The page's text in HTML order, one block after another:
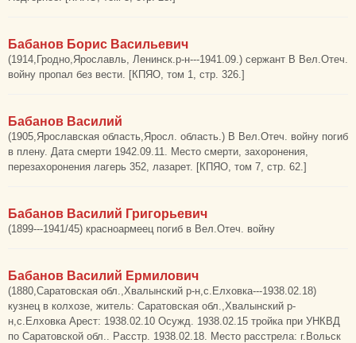
Бабанов Борис Васильевич
(1914,Гродно,Ярославль, Ленинск.р-н---1941.09.) сержант В Вел.Отеч.
войну пропал без вести. [КПЯО, том 1, стр. 326.]
Бабанов Василий
(1905,Ярославская область,Яросл. область.) В Вел.Отеч. войну погиб
в плену. Дата смерти 1942.09.11. Место смерти, захоронения,
перезахоронения лагерь 352, лазарет. [КПЯО, том 7, стр. 62.]
Бабанов Василий Григорьевич
(1899---1941/45) красноармеец погиб в Вел.Отеч. войну
Бабанов Василий Ермилович
(1880,Саратовская обл.,Хвалынский р-н,с.Елховка---1938.02.18)
кузнец в колхозе, житель: Саратовская обл.,Хвалынский р-
н,с.Елховка Арест: 1938.02.10 Осужд. 1938.02.15 тройка при УНКВД
по Саратовской обл.. Расстр. 1938.02.18. Место расстрела: г.Вольск